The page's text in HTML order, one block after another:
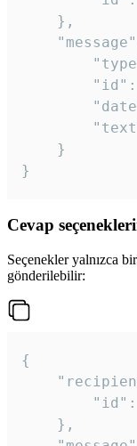
}
Cevap
Seçenekler yalnızca
gönderilebilir:
{